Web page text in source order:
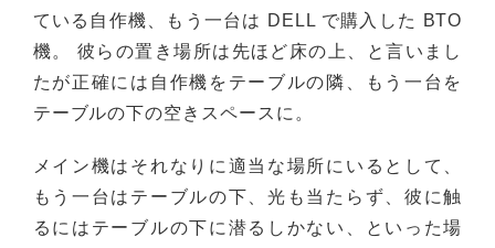
ている自作機、もう一台は DELL で購入した BTO
機。 彼らの置き場所は先ほど床の上、と言いまし
たが正確には自作機をテーブルの隣、もう一台を
テーブルの下の空きスペースに。
メイン機はそれなりに適当な場所にいるとして、
もう一台はテーブルの下、光も当たらず、彼に触
るにはテーブルの下に潜るしかない、といった場